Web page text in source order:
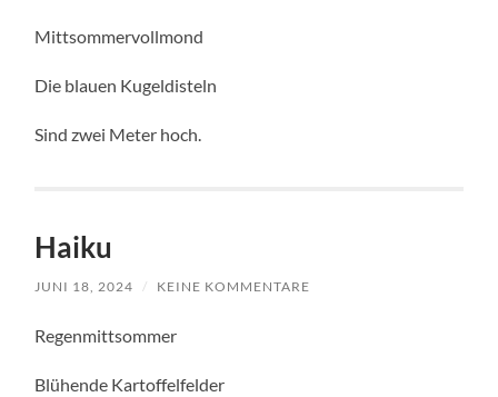
Mittsommervollmond
Die blauen Kugeldisteln
Sind zwei Meter hoch.
Haiku
JUNI 18, 2024 / KEINE KOMMENTARE
Regenmittsommer
Blühende Kartoffelfelder